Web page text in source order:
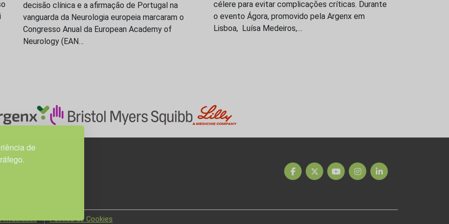
de
decisão clínica e a afirmação de Portugal na
vanguarda da Neurologia europeia marcaram o
Congresso Anual da European Academy of
Neurology (EAN…
célere para evitar complicações críticas. Durante
o evento Ágora, promovido pela Argenx em
Lisboa, Luísa Medeiros,…
Política de Cookies